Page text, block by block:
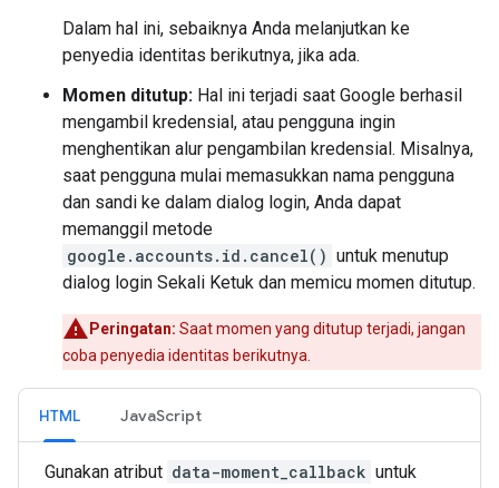
Dalam hal ini, sebaiknya Anda melanjutkan ke
penyedia identitas berikutnya, jika ada.
Momen ditutup: Hal ini terjadi saat Google berhasil
mengambil kredensial, atau pengguna ingin
menghentikan alur pengambilan kredensial. Misalnya,
saat pengguna mulai memasukkan nama pengguna
dan sandi ke dalam dialog login, Anda dapat
memanggil metode
google.accounts.id.cancel() untuk menutup
dialog login Sekali Ketuk dan memicu momen ditutup.
Peringatan: Saat momen yang ditutup terjadi, jangan
coba penyedia identitas berikutnya.
HTML JavaScript
Gunakan atribut data-moment_callback untuk